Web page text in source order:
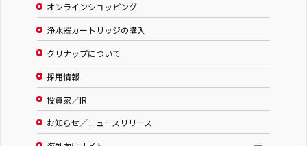
オンラインショッピング
浄水器カートリッジの購入
クリナップについて
採用情報
投資家／IR
お知らせ／ニュースリリース